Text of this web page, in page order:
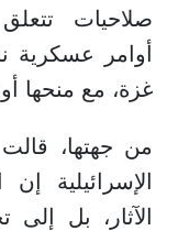
صلاحيات
أوامر عسكرية
غزة، مع منحها
من جهتها،
الإسرائيلية
الآثار، بل